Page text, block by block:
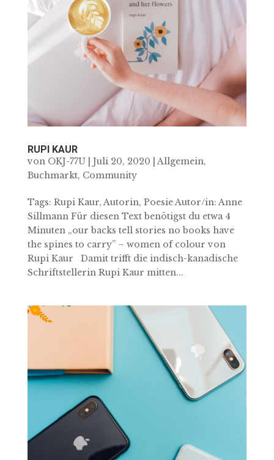
RUPI KAUR
von OKJ-77U| Juli 20, 2020 |Allgemein,
Buchmarkt, Community
Tags: Rupi Kaur, Autorin, Poesie Autor/in: Anne
Sillmann Für diesen Text benötigst du etwa 4
Minuten „our backs tell stories no books have
the spines to carry” – women of colour von
Rupi Kaur Damit trifft die indisch-kanadische
Schriftstellerin Rupi Kaur mitten...